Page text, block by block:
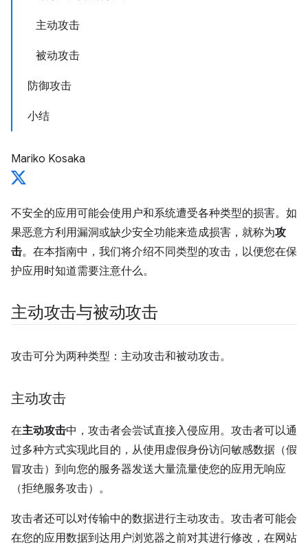
主动攻击
被动攻击
防御攻击
小结
Mariko Kosaka
不安全的应用可能会使用户和系统遭受各种类型的损害。如
果恶意方利用漏洞或缺少安全功能来造成损害，就称为攻
击。在本指南中，我们将介绍不同类型的攻击，以便您在保
护应用时知道需要注意什么。
主动攻击与被动攻击
攻击可分为两种类型：主动攻击和被动攻击。
主动攻击
在主动攻击中，攻击者会尝试直接入侵应用。攻击者可以通
过多种方式实现此目的，从使用虚假身份访问敏感数据（假
冒攻击）到向您的服务器发送大量流量使您的应用无响应
（拒绝服务攻击）。
攻击者还可以对传输中的数据进行主动攻击。攻击者可能会
在您的应用数据到达用户浏览器之前对其进行修改，在网站